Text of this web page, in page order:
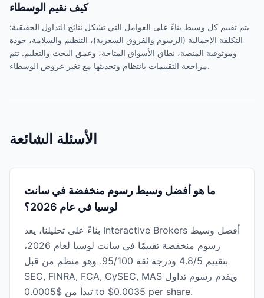
كيف نقيم الوسطاء
يتم تقييم كل وسيط بناءً على العوامل التي تشكل نتائج التداول الحقيقية:
التكلفة الإجمالية (الرسوم والفروق السعرية)، التنظيم والسلامة، جودة
وموثوقية المنصة، نطاق الأسواق المتاحة، وعمق البحث والتعليم. تتم
مراجعة التقييمات بانتظام وتحديثها مع تغير عروض الوسطاء.
الأسئلة الشائعة
ما هو أفضل وسيط رسوم منخفضة في سانت
لوسيا في عام 2026؟
بناءً على تحليلنا، يعد Interactive Brokers أفضل وسيط
رسوم منخفضة تقييمًا في سانت لوسيا لعام 2026،
بتقييم 4.8/5 ودرجة ثقة 95/100. وهو منظم من قبل
SEC, FINRA, FCA, CySEC, MAS ويقدم رسوم تداول
تبدأ من $0.0005 to $0.0035 per share.